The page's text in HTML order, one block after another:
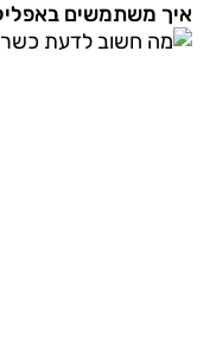
איך משתמשים